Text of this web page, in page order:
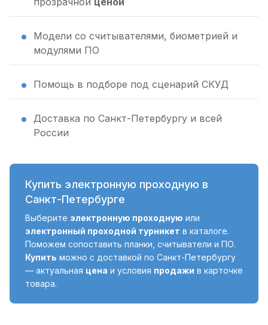
Модели со считывателями, биометрией и
модулями ПО
Помощь в подборе под сценарий СКУД
Доставка по Санкт-Петербургу и всей
России
Купить электронную проходную в
Санкт-Петербурге
Выберите электронную проходную или
электронный проходной турникет в каталоге.
Поможем сопоставить планки, считыватели и ПО.
Купить можно с доставкой по Санкт-Петербургу
— актуальная цена и условия продажи в карточке
товара.